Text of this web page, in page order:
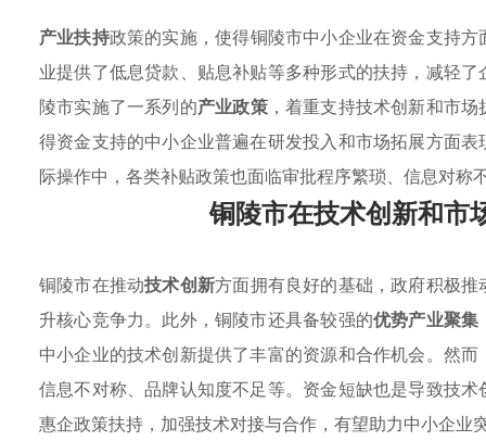
产业扶持政策的实施，使得铜陵市中小企业在资金支持
业提供了低息贷款、贴息补贴等多种形式的扶持，减轻
陵市实施了一系列的产业政策，着重支持技术创新和市
得资金支持的中小企业普遍在研发投入和市场拓展方面
际操作中，各类补贴政策也面临审批程序繁琐、信息对
铜陵市在技术创新和市
铜陵市在推动技术创新方面拥有良好的基础，政府积极推
升核心竞争力。此外，铜陵市还具备较强的优势产业聚集
中小企业的技术创新提供了丰富的资源和合作机会。然
信息不对称、品牌认知度不足等。资金短缺也是导致技
惠企政策扶持，加强技术对接与合作，有望助力中小企业